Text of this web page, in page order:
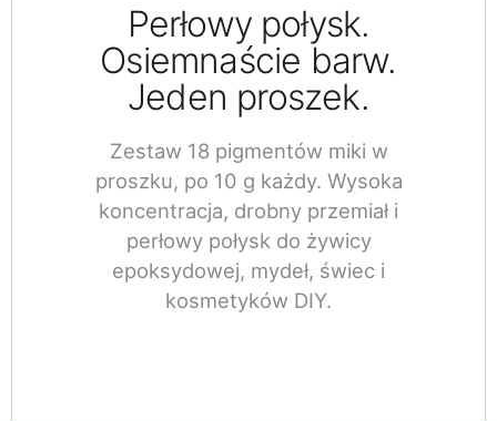
Perłowy połysk.
Osiemnaście barw.
Jeden proszek.
Zestaw 18 pigmentów miki w
proszku, po 10 g każdy. Wysoka
koncentracja, drobny przemiał i
perłowy połysk do żywicy
epoksydowej, mydeł, świec i
kosmetyków DIY.